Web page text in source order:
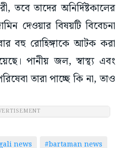
তবে তাদের অনির্দিষ্টকালের
দেওয়ার বিষয়টি বিবেচনা
বহু রোহিঙ্গাকে আটক করা
পানীয় জল, স্বাস্থ্য এবং
তারা পাচ্ছে কি না, তাও
news #bartaman news